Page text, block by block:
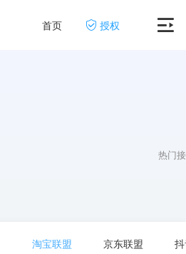
首页 授权
热门
淘宝联盟 京东联盟